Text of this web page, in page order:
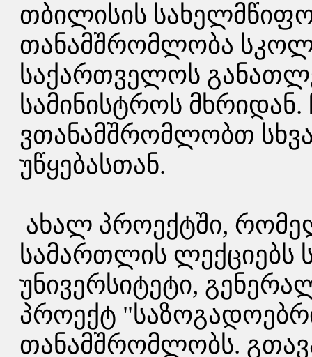
თბილისის
თანამშრომლობა
საქართველოს
სამინისტროს მხრიდან.
ვთანამშრომლობთ
უწყებასთან.
ახალ პროექტში,
სამართლის ლექციებს
უნივერსიტეტი,
პროექტ
თანამშრომლობს.